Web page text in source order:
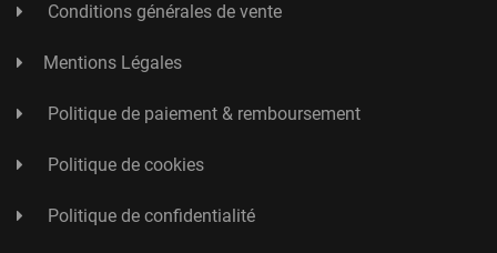
Conditions générales de vente
Mentions Légales
Politique de paiement & remboursement
Politique de cookies
Politique de confidentialité